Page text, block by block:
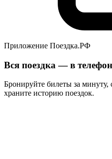
Приложение Поездка.РФ
Вся поездка — в
Бронируйте билеты за минуту,
храните историю поездок.